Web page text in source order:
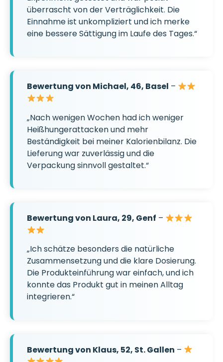
überrascht von der Verträglichkeit. Die
Einnahme ist unkompliziert und ich merke
eine bessere Sättigung im Laufe des Tages.“
Bewertung von Michael, 46, Basel –
„Nach wenigen Wochen had ich weniger
Heißhungerattacken und mehr
Beständigkeit bei meiner Kalorienbilanz. Die
Lieferung war zuverlässig und die
Verpackung sinnvoll gestaltet.“
Bewertung von Laura, 29, Genf –
„Ich schätze besonders die natürliche
Zusammensetzung und die klare Dosierung.
Die Produkteinführung war einfach, und ich
konnte das Produkt gut in meinen Alltag
integrieren.“
Bewertung von Klaus, 52, St. Gallen –